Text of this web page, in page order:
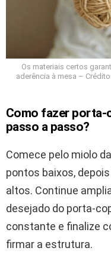
Os materiais certos
aderência à mesa –
Como fazer
passo a passo?
Comece pelo miolo
pontos baixos,
altos. Continue
desejado do porta-
constante e finalize
firmar a estrutura.